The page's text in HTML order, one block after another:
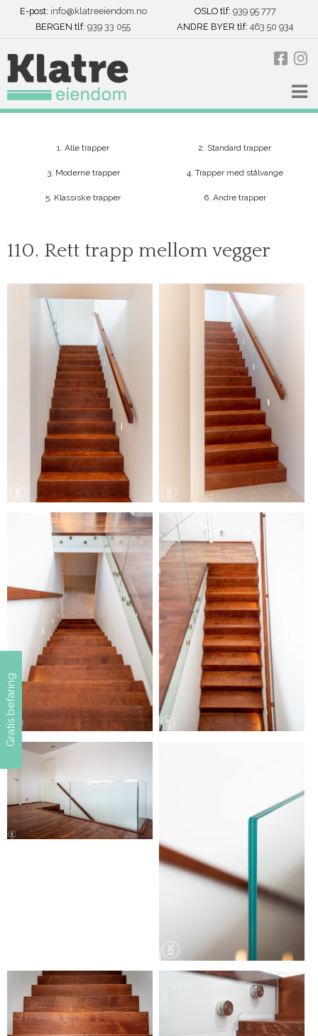
E-post: info@klatreeiendom.no OSLO tlf: 939 95 777
BERGEN tlf: 939 33 055 ANDRE BYER tlf: 463 50 934
1. Alle trapper 2. Standard trapper
3. Moderne trapper 4. Trapper med stålvange
5. Klassiske trapper 6. Andre trapper
110. Rett trapp mellom vegger
Gratis befaring